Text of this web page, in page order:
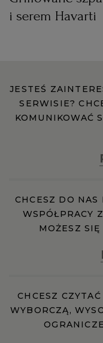
i serem Havarti
JESTEŚ
SERWISIE?
KOMUNIKOWAĆ
CHCESZ DO NAS
WSPÓŁPRACY
MOŻESZ
CHCESZ
WYBORCZĄ,